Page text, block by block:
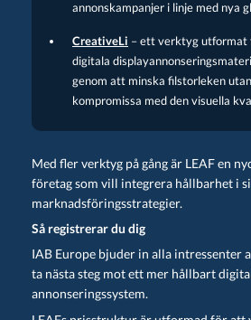
annonskampanjer i linje med nya
CreativeLi – ett verktyg utformat
digitala
genom att minska filstorleken
kompromissa med den visuella
Med fler verktyg på gång är LEAF en
företag som vill integrera hållbarhet i
marknadsföringsstrategier.
Så registrerar du dig
IAB Europe bjuder in alla intressenter
ta nästa steg mot ett mer hållbart
annonseringssystem.